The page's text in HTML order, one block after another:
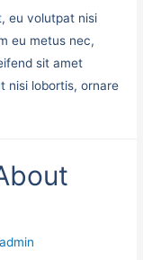
eu volutpat nisi
eu metus nec,
sit amet
nisi lobortis, ornare
admin